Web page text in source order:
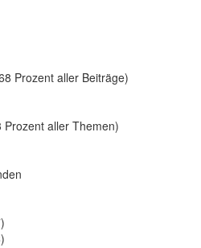
Prozent aller Beiträge)
aller Themen)